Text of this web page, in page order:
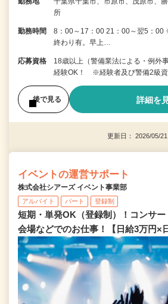
所
勤務時間
8：00～17：00 21：00～翌5：00
終わり有。早上…
応募資格
18歳以上（警備業法による・例外
経験OK！ ※経験者及び警備2級資
後で見る 詳細を
更新日： 2026/05/
イベントの運営サポート
株式会社シアーズ イベント事業部
アルバイト パート 登録制
短期・単発OK（登録制）！コンサ
会場などでのお仕事！【日給3万円×